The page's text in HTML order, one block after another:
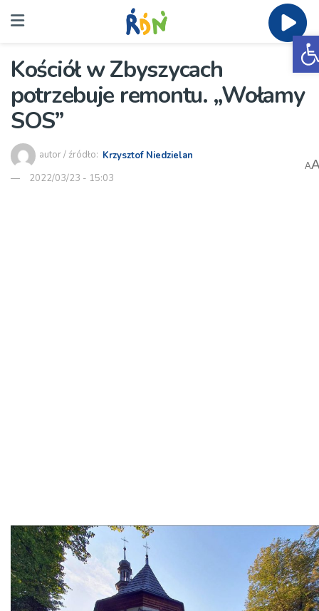
Kościół w Zbyszycach
potrzebuje remontu. „Wołamy
SOS”
autor / źródło: Krzysztof Niedzielan
2022/03/23 - 15:03
A